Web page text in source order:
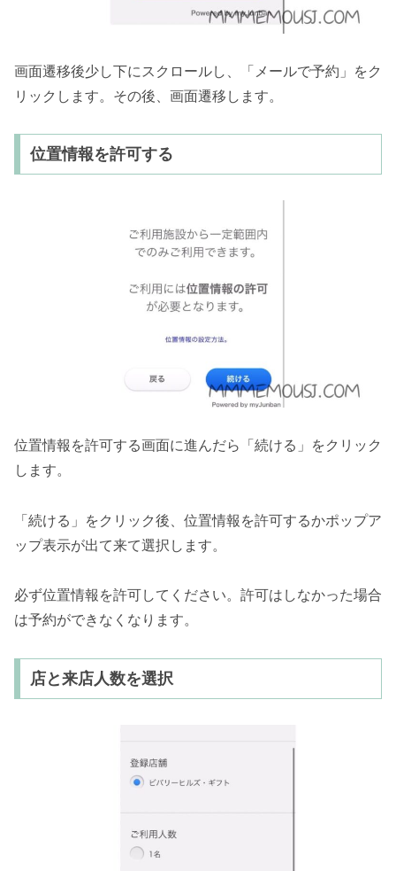
画面遷移後少し下にスクロールし、「メールで予約」をク
リックします。その後、画面遷移します。
位置情報を許可する
位置情報を許可する画面に進んだら「続ける」をクリック
します。
「続ける」をクリック後、位置情報を許可するかポップア
ップ表示が出て来て選択します。
必ず位置情報を許可してください。許可はしなかった場合
は予約ができなくなります。
店と来店人数を選択